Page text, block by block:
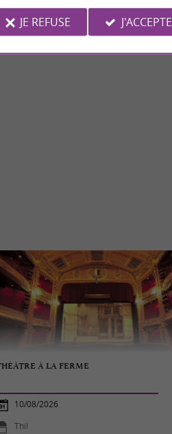
À LA FERME
10/08/2026
Thil
JE REFUSE J'ACCEPTE